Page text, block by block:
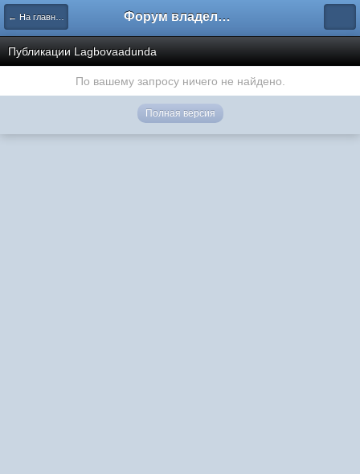
← На главную Форум владельцев интернет-магазинов
Публикации Lagbovaadunda
По вашему запросу ничего не найдено.
Полная версия